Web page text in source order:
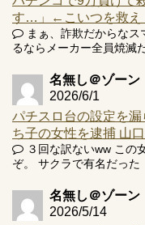
Powered by livedoor
す…」←こいつを救え
まぁ、詐欺だからな
るならメーカー全員焼滅
名無し＠ゾーン
2026/6/1
パチスロ台の設定を
ち子の女性を逮捕 山
３回な訳ないww この
ぞ。 サクラで有名だった
名無し＠ゾーン
2026/5/14